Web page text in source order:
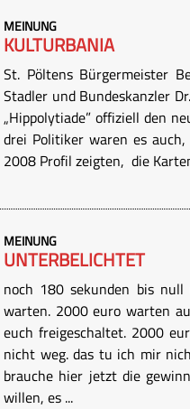
MEINUNG
KULTURBANIA
St. Pöltens Bürgermeister
Stadler und Bundeskanzler
„Hippolytiade” offiziell den
drei Politiker waren es
2008 Profil zeigten, die
MEINUNG
UNTERBELICHTET
noch 180 sekunden bis
warten. 2000 euro warten
euch freigeschaltet. 2000
nicht weg. das tu ich mir
brauche hier jetzt die
willen, es ...